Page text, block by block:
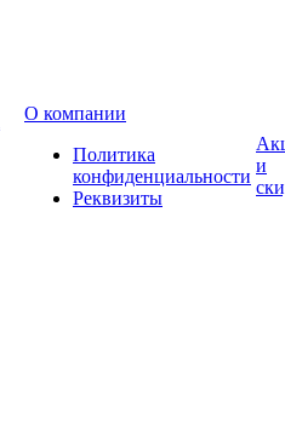
О компании
Политика
конфиденциальности
Реквизиты
и